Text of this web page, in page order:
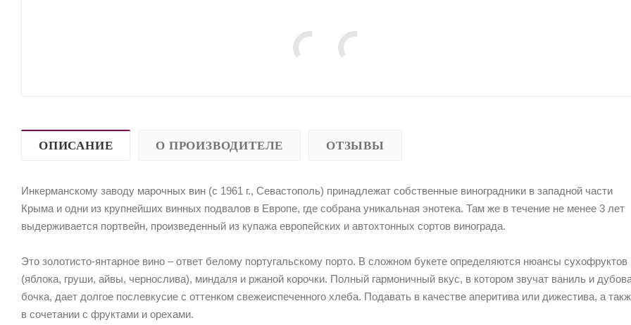
ОПИСАНИЕ О ПРОИЗВОДИТЕЛЕ ОТЗЫВЫ
Инкерманскому заводу марочных вин (с 1961 г., Севастополь) принадлежат собственные виноградники в западной части
Крыма и одни из крупнейших винных подвалов в Европе, где собрана уникальная энотека. Там же в течение не менее 3 лет
выдерживается портвейн, произведенный из купажа европейских и автохтонных сортов винограда.
Это золотисто-янтарное вино – ответ белому португальскому порто. В сложном букете определяются нюансы сухофруктов
(яблока, груши, айвы, чернослива), миндаля и ржаной корочки. Полный гармоничный вкус, в котором звучат ваниль и
бочка, дает долгое послевкусие с оттенком свежеиспеченного хлеба. Подавать в качестве аперитива или дижестива, а
в сочетании с фруктами и орехами.